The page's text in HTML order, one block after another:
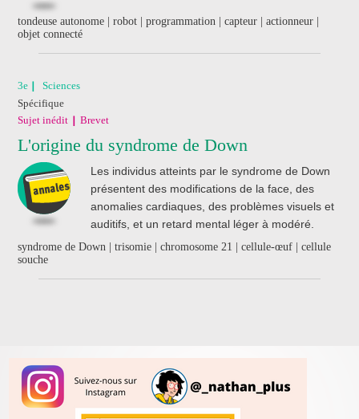
tondeuse autonome | robot | programmation | capteur | actionneur |
objet connecté
3e
Sciences
Spécifique
Sujet inédit
Brevet
L'origine du syndrome de Down
Les individus atteints par le syndrome de Down
présentent des modifications de la face, des
anomalies cardiaques, des problèmes visuels et
auditifs, et un retard mental léger à modéré.
syndrome de Down | trisomie | chromosome 21 | cellule-œuf | cellule
souche